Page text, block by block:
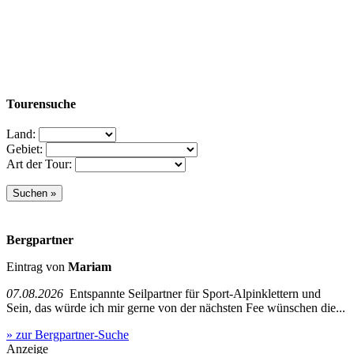
Tourensuche
Land:
Gebiet:
Art der Tour:
Bergpartner
Eintrag von Mariam
07.08.2026 Entspannte Seilpartner für Sport-Alpinklettern und
Sein, das würde ich mir gerne von der nächsten Fee wünschen die...
» zur Bergpartner-Suche
Anzeige